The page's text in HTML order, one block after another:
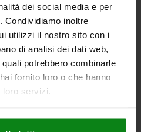
dei social media e per
Condividiamo inoltre
utilizzi il nostro sito con i
di analisi dei dati web,
potrebbero combinarle
fornito loro o che hanno
loro servizi.
QUADRATO, SALDABILE